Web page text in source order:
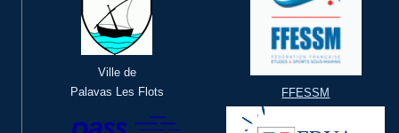
Ville de
Palavas Les Flots
FFESSM